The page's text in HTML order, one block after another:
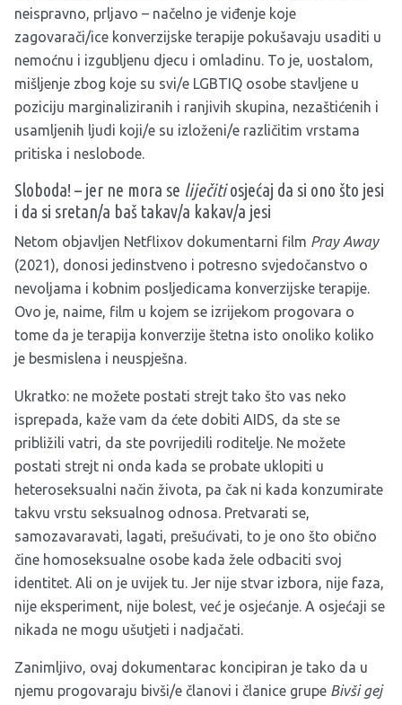
neispravno, prljavo – načelno je viđenje koje
zagovarači/ice konverzijske terapije pokušavaju usaditi u
nemoćnu i izgubljenu djecu i omladinu. To je, uostalom,
mišljenje zbog koje su svi/e LGBTIQ osobe stavljene u
poziciju marginaliziranih i ranjivih skupina, nezaštićenih i
usamljenih ljudi koji/e su izloženi/e različitim vrstama
pritiska i neslobode.
Sloboda! – jer ne mora se liječitiosjećaj da si ono što jesi
i da si sretan/a baš takav/a kakav/a jesi
Netom objavljen Netflixov dokumentarni film Pray Away
(2021), donosi jedinstveno i potresno svjedočanstvo o
nevoljama i kobnim posljedicama konverzijske terapije.
Ovo je, naime, film u kojem se izrijekom progovara o
tome da je terapija konverzije štetna isto onoliko koliko
je besmislena i neuspješna.
Ukratko: ne možete postati strejt tako što vas neko
isprepada, kaže vam da ćete dobiti AIDS, da ste se
približili vatri, da ste povrijedili roditelje. Ne možete
postati strejt ni onda kada se probate uklopiti u
heteroseksualni način života, pa čak ni kada konzumirate
takvu vrstu seksualnog odnosa. Pretvarati se,
samozavaravati, lagati, prešućivati, to je ono što obično
čine homoseksualne osobe kada žele odbaciti svoj
identitet. Ali on je uvijek tu. Jer nije stvar izbora, nije faza,
nije eksperiment, nije bolest, već je osjećanje. A osjećaji se
nikada ne mogu ušutjeti i nadjačati.
Zanimljivo, ovaj dokumentarac koncipiran je tako da u
njemu progovaraju bivši/e članovi i članice grupe Bivši gej